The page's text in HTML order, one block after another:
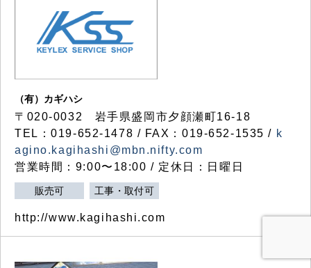
（有）カギハシ
〒020-0032 岩手県盛岡市夕顔瀬町16-18
TEL：019-652-1478 / FAX：019-652-1535 / k
agino.kagihashi@mbn.nifty.com
営業時間：9:00〜18:00 / 定休日：日曜日
販売可 工事・取付可
http://www.kagihashi.com